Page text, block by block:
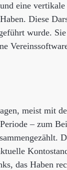
eine
Diese
wurde.
meist mit
– zum
das Haben